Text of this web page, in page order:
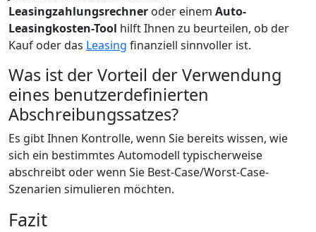
Leasingzahlungsrechner oder einem Auto-
Leasingkosten-Tool hilft Ihnen zu beurteilen, ob der
Kauf oder das Leasing finanziell sinnvoller ist.
Was ist der Vorteil der Verwendung
eines benutzerdefinierten
Abschreibungssatzes?
Es gibt Ihnen Kontrolle, wenn Sie bereits wissen, wie
sich ein bestimmtes Automodell typischerweise
abschreibt oder wenn Sie Best-Case/Worst-Case-
Szenarien simulieren möchten.
Fazit